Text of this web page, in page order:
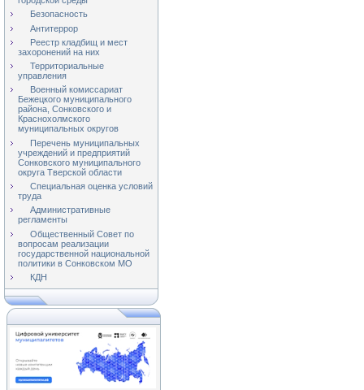
Безопасность
Антитеррор
Реестр кладбищ и мест
захоронений на них
Территориальные
управления
Военный комиссариат
Бежецкого муниципального
района, Сонковского и
Краснохолмского
муниципальных округов
Перечень муниципальных
учреждений и предприятий
Сонковского муниципального
округа Тверской области
Специальная оценка условий
труда
Административные
регламенты
Общественный Совет по
вопросам реализации
государственной национальной
политики в Сонковском МО
КДН